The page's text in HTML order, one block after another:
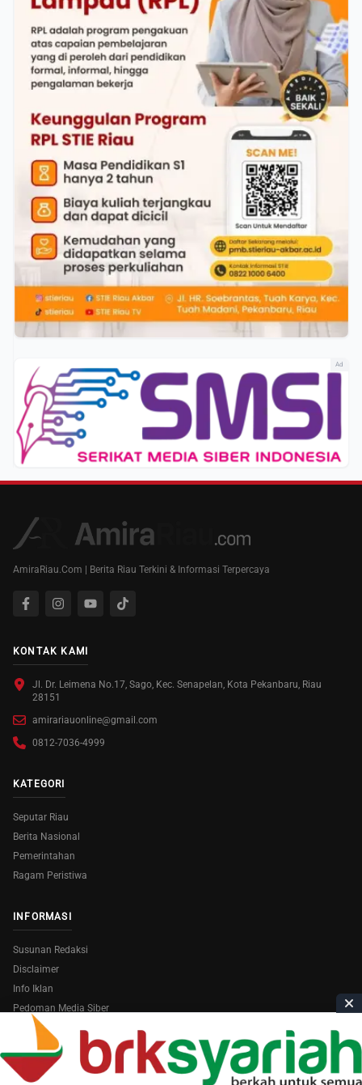
Ad
AmiraRiau.Com | Berita Riau Terkini & Informasi Terpercaya
KONTAK KAMI
Jl. Dr. Leimena No.17, Sago, Kec. Senapelan, Kota Pekanbaru, Riau
28151
amirariauonline@gmail.com
0812-7036-4999
KATEGORI
Seputar Riau
Berita Nasional
Pemerintahan
Ragam Peristiwa
INFORMASI
Susunan Redaksi
Disclaimer
Info Iklan
Pedoman Media Siber
Copyright © 2026 AmiraRiau.com . All Rights Reserved.